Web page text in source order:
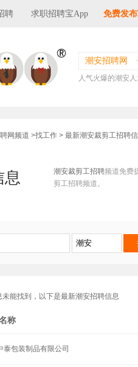
聘 求职招聘宝App 免费发
潮安招聘网
人气火爆的潮安
网频道 >找工作 > 最新潮安裁剪工招聘
息 潮安裁剪工招聘频道免费
剪工招聘频道。
未能找到，以下是最新潮安招聘信息
称
泰包装制品有限公司